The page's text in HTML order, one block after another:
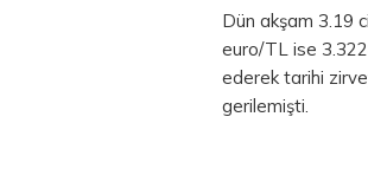
Dün akşam 3.19
euro/TL ise
ederek tarihi
gerilemişti.